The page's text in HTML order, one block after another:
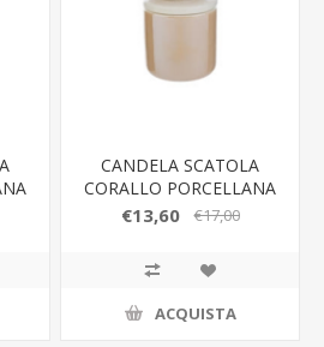
CANDELA SCATOLA
CORALLO PORCELLANA
BEIGE LE STELLE
€13,60 €17,00
ACQUISTA